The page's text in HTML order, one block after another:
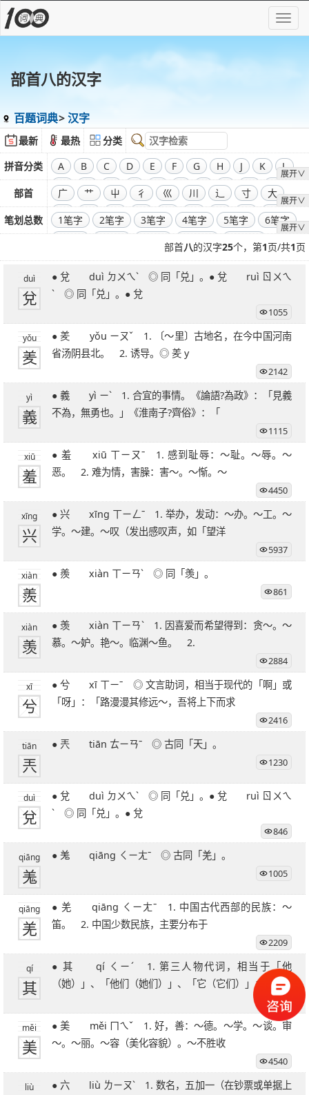
部首八的汉字
百题词典 汉字
最新 最热
分类
拼音分类
展开∨
A B C D E F G H J K
L
M
N O P Q R S T W
X
Y
Z
部首
展开∨
广 艹 屮 彳 巛 川 辶 寸
大
飞
干 工 弓 廾 囗 己 彐
彑
巾
口 全部偏旁部首
笔划总数
展开∨
1笔字 2笔字 3笔字 4笔字 5笔字
6笔字
10笔字
11笔字
12笔字
13笔字 14笔字 15笔字
16笔字
17笔字
18笔字 19笔字 20笔字
21笔字
22笔字
23笔字
31笔字
32笔字
33笔字 34笔字 35笔字
36笔字
39笔字
51笔字
部首八的汉字25个，第1页/共1页
duì
兌
● 兌 duì ㄉㄨㄟˋ ◎ 同「兑」。● 兌 ruì ㄖㄨㄟ
ˋ ◎ 同「兑」。● 兌
1055
yǒu
羑
● 羑 yǒu ㄧㄡˇ 1. 〔～里〕古地名，在今中国河南
省汤阴县北。 2. 诱导。◎ 羑 y
2142
yì
義
● 義 yì ㄧˋ 1. 合宜的事情。《論語?為政》：「見義
不為，無勇也。」《淮南子?齊俗》：「
1115
xiū
羞
● 羞 xiū ㄒㄧㄡˉ 1. 感到耻辱：～耻。～辱。～
恶。 2. 难为情，害臊：害～。～惭。～
4450
xīng
兴
● 兴 xīng ㄒㄧㄥˉ 1. 举办，发动：～办。～工。～
学。～建。～叹（发出感叹声，如「望洋
5937
xiàn
羨
● 羨 xiàn ㄒㄧㄢˋ ◎ 同「羡」。
861
xiàn
羡
● 羡 xiàn ㄒㄧㄢˋ 1. 因喜爱而希望得到：贪～。～
慕。～妒。艳～。临渊～鱼。 2.
2884
xī
兮
● 兮 xī ㄒㄧˉ ◎ 文言助词，相当于现代的「啊」或
「呀」：「路漫漫其修远～，吾将上下而求
2416
tiān
兲
● 兲 tiān ㄊㄧㄢˉ ◎ 古同「天」。
1230
duì
兌
● 兌 duì ㄉㄨㄟˋ ◎ 同「兑」。● 兌 ruì ㄖㄨㄟ
ˋ ◎ 同「兑」。● 兌
846
qiāng
羗
● 羗 qiāng ㄑㄧㄤˉ ◎ 古同「羌」。
1005
qiāng
羌
● 羌 qiāng ㄑㄧㄤˉ 1. 中国古代西部的民族：～
笛。 2. 中国少数民族，主要分布于
2209
qí
其
● 其 qí ㄑㄧˊ 1. 第三人物代词，相当于「他
（她）」、「他们（她们）」、「它（它们）」；
2373
měi
美
● 美 měi ㄇㄟˇ 1. 好，善：～德。～学。～谈。审
～。～丽。～容（美化容貌）。～不胜收
4540
liù
● 六 liù ㄌㄧㄡˋ 1. 数名，五加一（在钞票或单据上